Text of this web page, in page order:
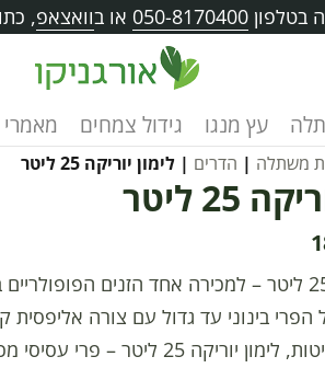
בטלפון 050-8170400 או בוואצאפ,
עץ מנגו גידול צמחים מאמרי
משתלה | הדרים | לימון יוריקה 25 ליטר
25 ליטר
לימון יוריקה 25 ליטר – למכירה אחד הזנים
הפרי בינוני עד גדול עם צורה אליפסית
חלקה עם בליטות, לימון יוריקה 25 ליטר –